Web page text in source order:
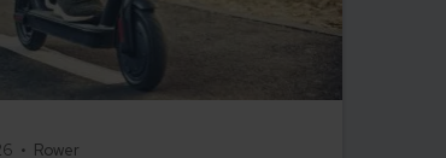
• Rower